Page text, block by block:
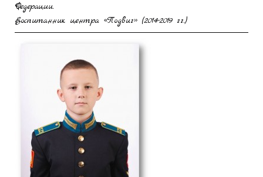
Федерации.
Воспитанник центра «Подвиг» (2014-2019 гг.)